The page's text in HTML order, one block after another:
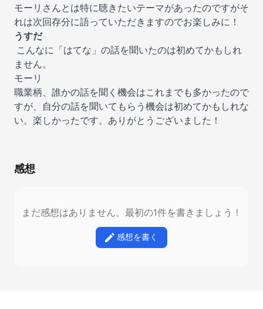
モーリさんとは特に聴きたいテーマがあったのですがそ
れは次回存分に語っていただきますのでお楽しみに！
うすだ
こんなに「はてな」の話を聞いたのは初めてかもしれ
ません。
モーリ
職業柄、誰かの話を聞く機会はこれまでも多かったので
すが、自分の話を聞いてもらう機会は初めてかもしれな
い。楽しかったです。ありがとうございました！
感想
まだ感想はありません。最初の1件を書きましょう！
感想を書く